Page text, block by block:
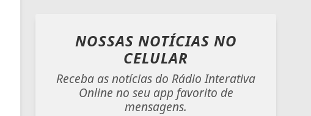
NOSSAS NOTÍCIAS NO
CELULAR
Receba as notícias do Rádio Interativa
Online no seu app favorito de
mensagens.